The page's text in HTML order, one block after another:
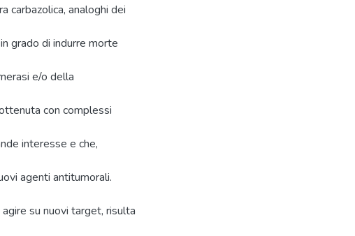
carbazolica, analoghi dei
grado di indurre morte
e/o della
con complessi
interesse e che,
agenti antitumorali.
su nuovi target, risulta